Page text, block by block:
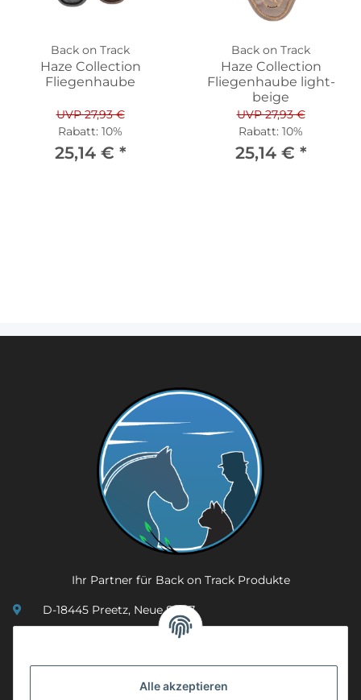
Alle akzeptieren
Back on Track
Haze Collection
Fliegenhaube
UVP 27,93 €
Rabatt: 10%
25,14 € *
Back on Track
Haze Collection
Fliegenhaube light-
beige
UVP 27,93 €
Rabatt: 10%
25,14 € *
Ihr Partner für Back on Track Produkte
D-18445 Preetz, Neue Str. 7
info@mobility-in-harmony.de